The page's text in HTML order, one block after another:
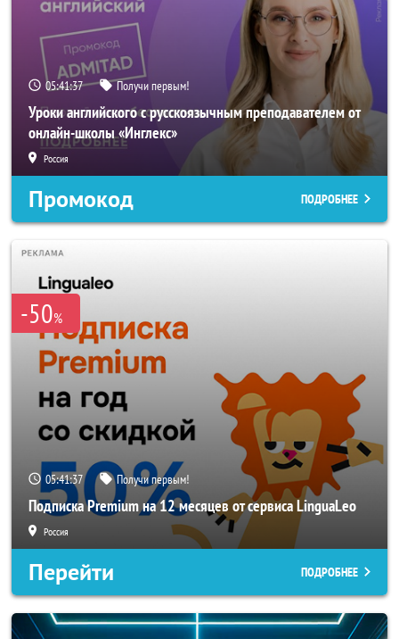
05:41:36 Получи первым!
Уроки английского с русскоязычным преподавателем от
онлайн-школы «Инглекс»
Россия
Промокод ПОДРОБНЕЕ
-50%
05:41:36 Получи первым!
Подписка Premium на 12 месяцев от сервиса LinguaLeo
Россия
Перейти ПОДРОБНЕЕ